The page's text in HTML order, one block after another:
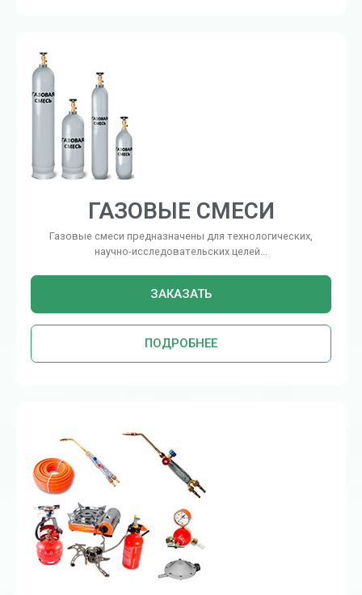
ГАЗОВЫЕ СМЕСИ
Газовые смеси предназначены для технологических,
научно-исследовательских целей...
ЗАКАЗАТЬ
ПОДРОБНЕЕ